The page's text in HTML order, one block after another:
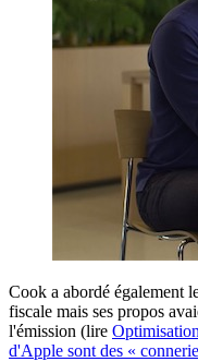
Cook a abordé également
fiscale mais ses propos
l'émission (lire
d'Apple sont des «